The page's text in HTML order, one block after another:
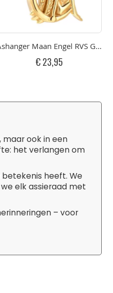
Maan Engel RVS
€ 23,95
ook in een
het verlangen om
heeft. We
elk assieraad met
– voor